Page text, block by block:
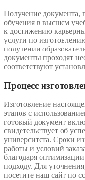
Получение документа,
обучения в высшем
к достижению
услуги по
получении
документы проходят
соответствуют
Процесс
Изготовление
этапов с
готовый документ
свидетельствует об
университета. Сроки
работы и условий
благодаря
подходу. Для
посетите наш сайт по